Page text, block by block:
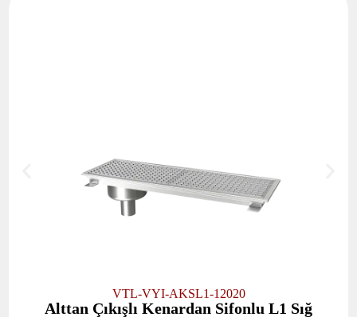
VTL-VYI-AKSL1-12020
Alttan Çıkışlı Kenardan Sifonlu L1 Sığ